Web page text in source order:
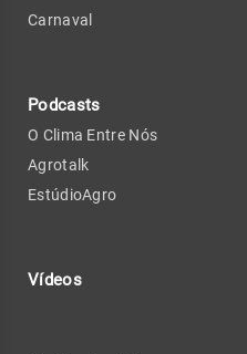
Carnaval
Podcasts
O Clima Entre Nós
Agrotalk
EstúdioAgro
Vídeos